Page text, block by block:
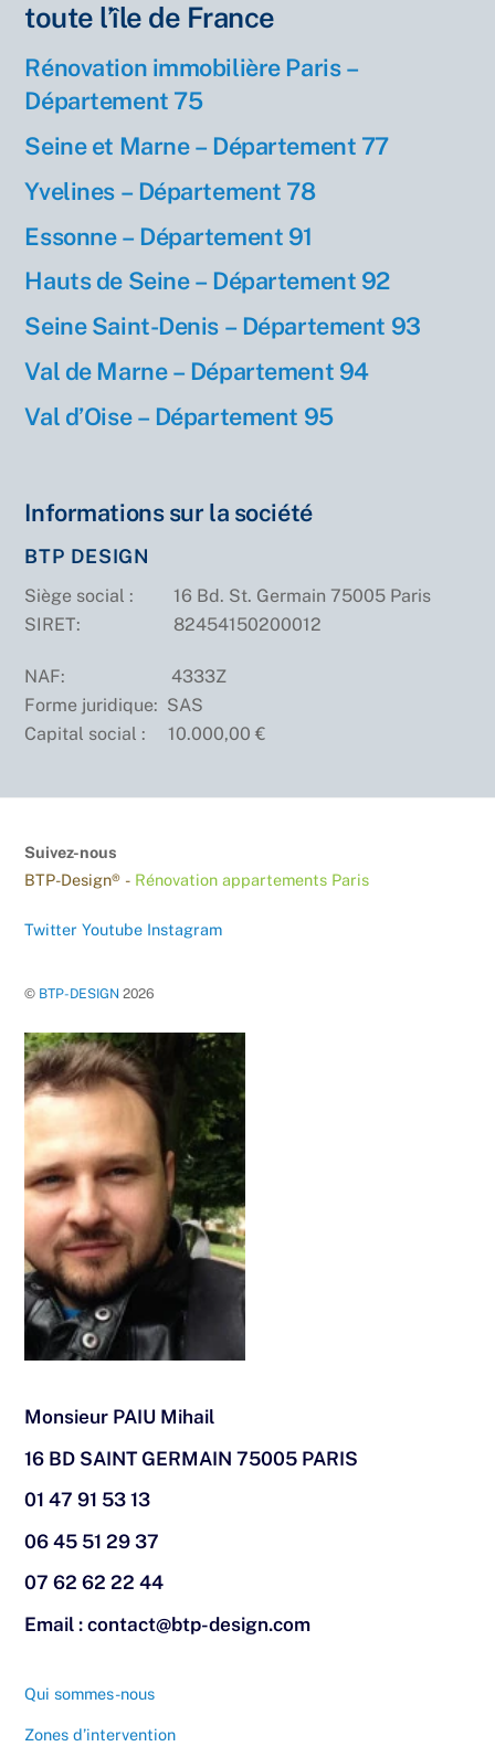
toute l’île de France
Rénovation immobilière Paris –
Département 75
Seine et Marne – Département 77
Yvelines – Département 78
Essonne – Département 91
Hauts de Seine – Département 92
Seine Saint-Denis – Département 93
Val de Marne – Département 94
Val d’Oise – Département 95
Informations sur la société
BTP DESIGN
Siège social : 16 Bd. St. Germain 75005 Paris
SIRET: 82454150200012
NAF: 4333Z
Forme juridique: SAS
Capital social : 10.000,00 €
Suivez-nous
BTP-Design® - Rénovation appartements Paris
Twitter Youtube Instagram
© BTP-DESIGN 2026
Monsieur PAIU Mihail
16 BD SAINT GERMAIN 75005 PARIS
01 47 91 53 13
06 45 51 29 37
07 62 62 22 44
Email : contact@btp-design.com
Qui sommes-nous
Zones d’intervention